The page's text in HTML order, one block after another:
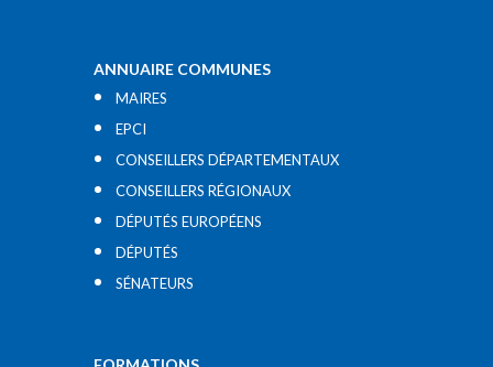
ANNUAIRE COMMUNES
MAIRES
EPCI
CONSEILLERS DÉPARTEMENTAUX
CONSEILLERS RÉGIONAUX
DÉPUTÉS EUROPÉENS
DÉPUTÉS
SÉNATEURS